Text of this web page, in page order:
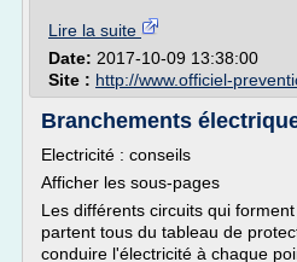
Lire la suite
Date: 2017-10-09 13:38:00
Site : http://www.officiel-
Branchements
Electricité : conseils
Afficher les sous-pages
Les différents circuits qui
partent tous du tableau de
conduire l'électricité à chaque